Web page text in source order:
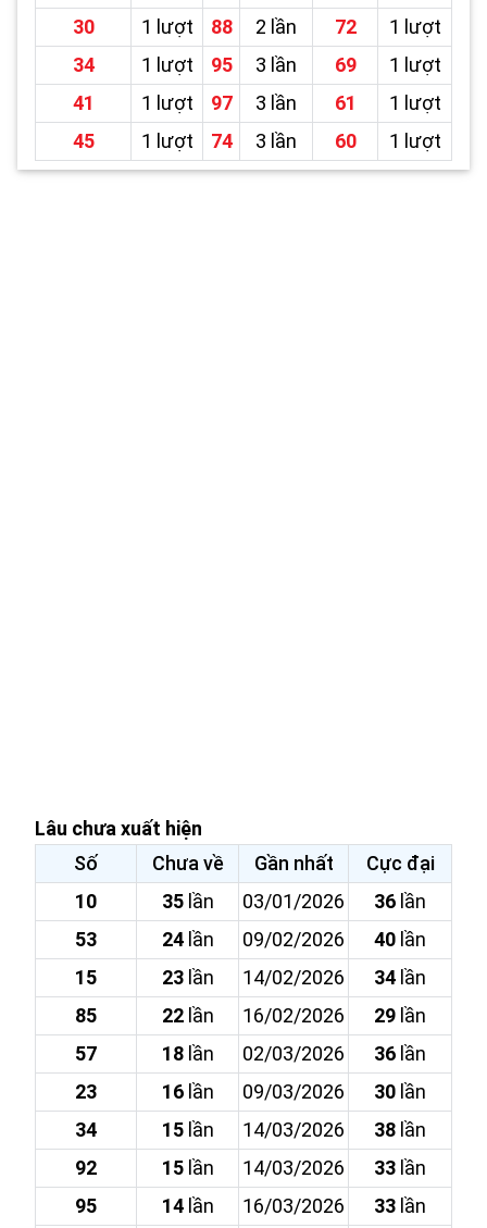
30
1 lượt 88 2 lần 72
1 lượt
34
1 lượt 95 3 lần 69
1 lượt
41
1 lượt 97 3 lần 61
1 lượt
45
1 lượt 74 3 lần 60 1 lượt
Lâu chưa xuất hiện
Số
Chưa về Gần nhất
Cực đại
10
35lần 03/01/2026 36 lần
53
24lần 09/02/2026 40 lần
15
23lần 14/02/2026 34 lần
85
22lần 16/02/2026 29 lần
57
18lần 02/03/2026 36 lần
23
16lần 09/03/2026 30 lần
34
15lần 14/03/2026 38 lần
92
15lần 14/03/2026 33 lần
95
14lần 16/03/2026 33 lần